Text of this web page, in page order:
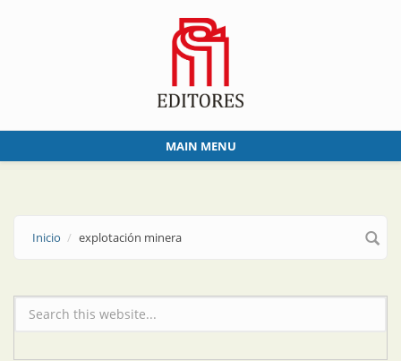
MAIN MENU
Inicio explotación minera
Formulario de búsqueda